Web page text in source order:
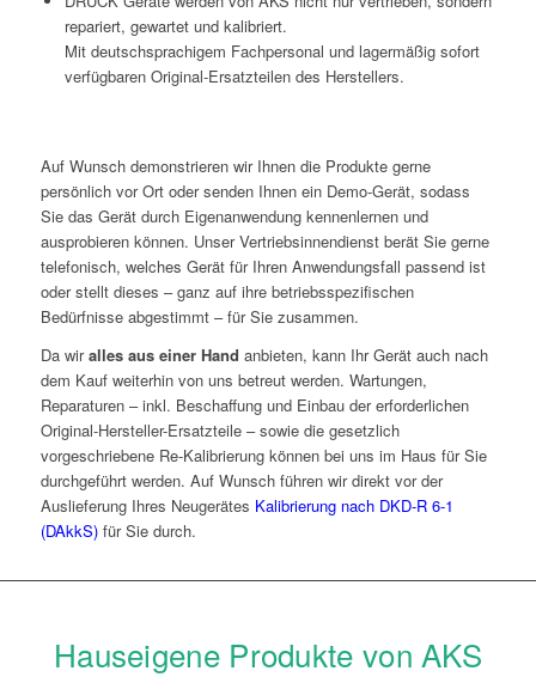
repariert, gewartet und kalibriert.
Mit deutschsprachigem Fachpersonal und lagermäßig sofort
verfügbaren Original-Ersatzteilen des Herstellers.
Auf Wunsch demonstrieren wir Ihnen die Produkte gerne
persönlich vor Ort oder senden Ihnen ein Demo-Gerät, sodass
Sie das Gerät durch Eigenanwendung kennenlernen und
ausprobieren können. Unser Vertriebsinnendienst berät Sie gerne
telefonisch, welches Gerät für Ihren Anwendungsfall passend ist
oder stellt dieses – ganz auf ihre betriebsspezifischen
Bedürfnisse abgestimmt – für Sie zusammen.
Da wiralles aus einer Hand anbieten, kann Ihr Gerät auch nach
dem Kauf weiterhin von uns betreut werden. Wartungen,
Reparaturen – inkl. Beschaffung und Einbau der erforderlichen
Original-Hersteller-Ersatzteile – sowie die gesetzlich
vorgeschriebene Re-Kalibrierung können bei uns im Haus für Sie
durchgeführt werden. Auf Wunsch führen wir direkt vor der
Auslieferung Ihres Neugerätes Kalibrierung nach DKD-R 6-1
(DAkkS)für Sie durch.
Hauseigene Produkte von AKS